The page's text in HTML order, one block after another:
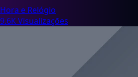
Hora e Relógio
9.6K Visualizações